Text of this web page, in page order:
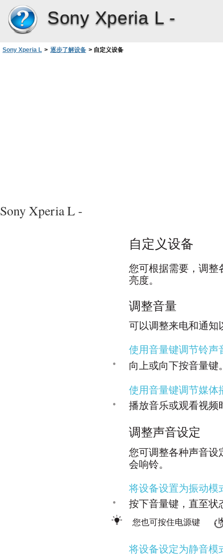
Sony Xperia L -
Sony Xperia L > 逐步了解设备 > 自定义设备
Sony Xperia L -
自定义设备
您可根据需要，调整
亮度。
调整音量
可以调整来电和通知
使用音量键调节铃声
•
向上或向下按音量键
使用音量键调节媒体
•
播放音乐或观看视频
调整声音设定
您可调整各种声音设
会响铃。
将设备设置为振动模
•
按下音量键，直至状
您也可按住电源键
将设备设定为静音模